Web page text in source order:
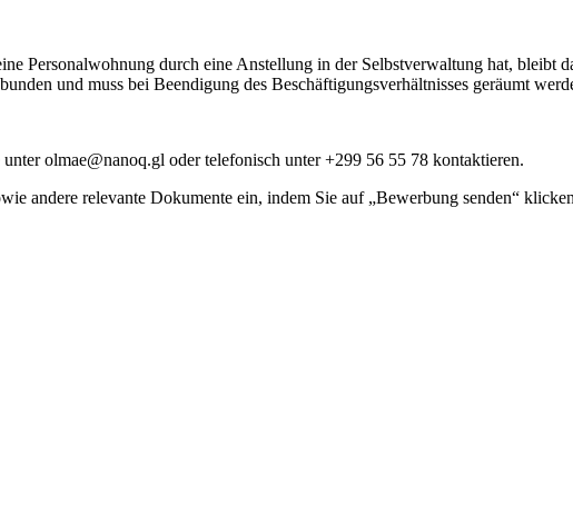
Personalwohnung durch eine Anstellung in der Selbstverwaltung hat, bleibt
und muss bei Beendigung des Beschäftigungsverhältnisses geräumt
olmae@nanoq.gl oder telefonisch unter +299 56 55 78 kontaktieren.
andere relevante Dokumente ein, indem Sie auf „Bewerbung senden“